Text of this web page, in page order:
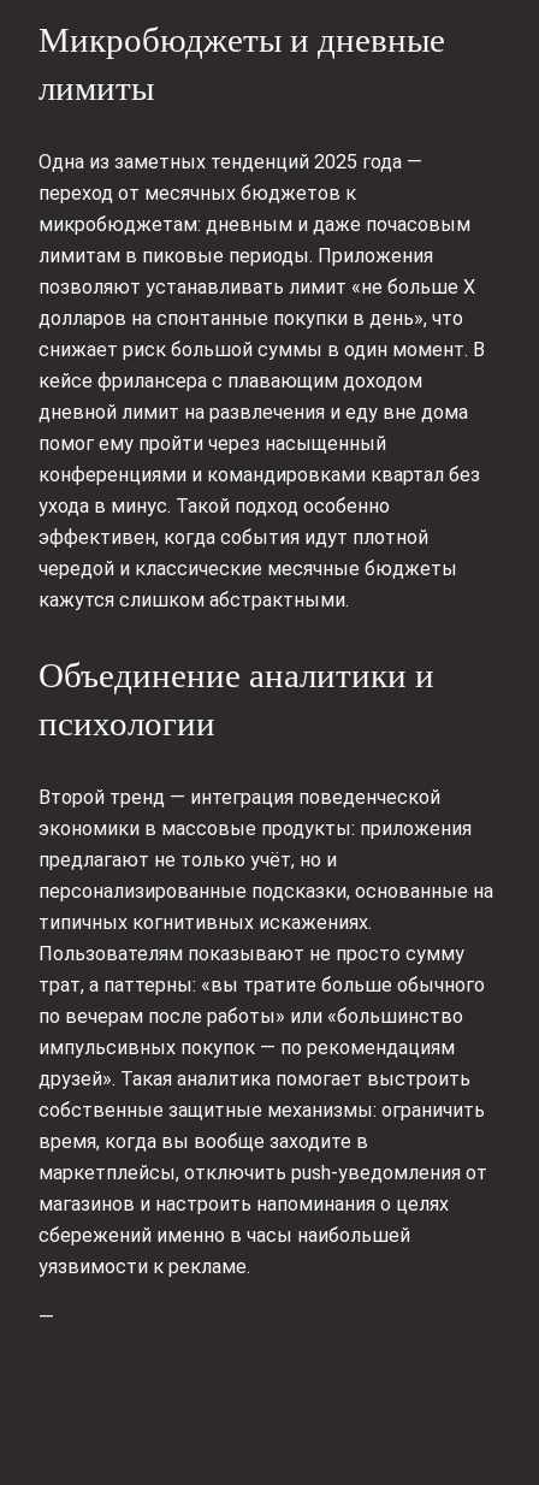
Микробюджеты и дневные
лимиты
Одна из заметных тенденций 2025 года —
переход от месячных бюджетов к
микробюджетам: дневным и даже почасовым
лимитам в пиковые периоды. Приложения
позволяют устанавливать лимит «не больше X
долларов на спонтанные покупки в день», что
снижает риск большой суммы в один момент. В
кейсе фрилансера с плавающим доходом
дневной лимит на развлечения и еду вне дома
помог ему пройти через насыщенный
конференциями и командировками квартал без
ухода в минус. Такой подход особенно
эффективен, когда события идут плотной
чередой и классические месячные бюджеты
кажутся слишком абстрактными.
Объединение аналитики и
психологии
Второй тренд — интеграция поведенческой
экономики в массовые продукты: приложения
предлагают не только учёт, но и
персонализированные подсказки, основанные на
типичных когнитивных искажениях.
Пользователям показывают не просто сумму
трат, а паттерны: «вы тратите больше обычного
по вечерам после работы» или «большинство
импульсивных покупок — по рекомендациям
друзей». Такая аналитика помогает выстроить
собственные защитные механизмы: ограничить
время, когда вы вообще заходите в
маркетплейсы, отключить push‑уведомления от
магазинов и настроить напоминания о целях
сбережений именно в часы наибольшей
уязвимости к рекламе.
—